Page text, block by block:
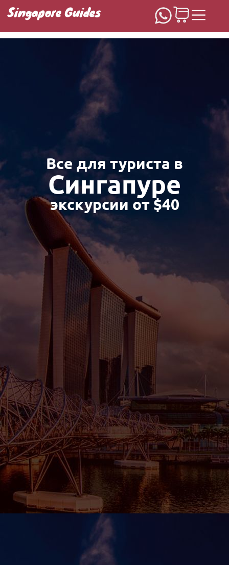
Singapore Guides
Домашняя
Все для туриста в
Сингапуре
экскурсии от $40